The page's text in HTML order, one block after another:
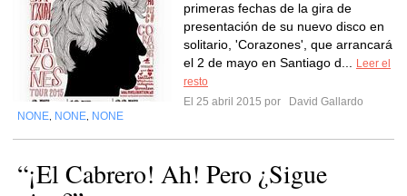
primeras fechas de la gira de
presentación de su nuevo disco en
solitario, 'Corazones', que arrancará
el 2 de mayo en Santiago d...
Leer el
resto
El 25 abril 2015 por
David Gallardo
NONE NONE NONE
“¡El Cabrero! Ah! Pero ¿Sigue